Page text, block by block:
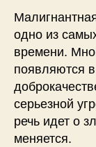
одно из
времени.
появляются
серьезной
речь идет о
меняется.